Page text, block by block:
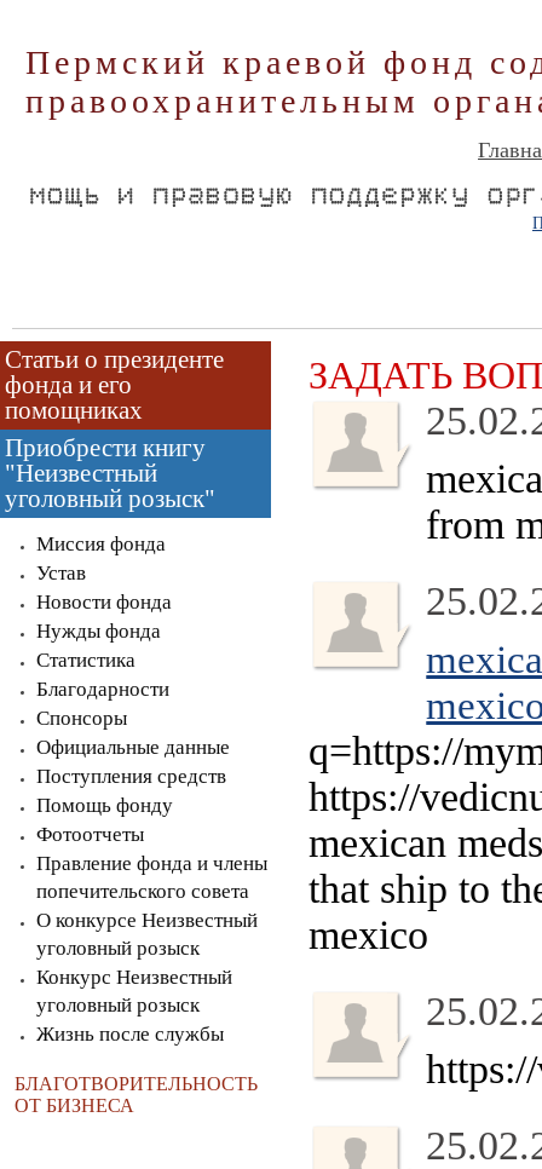
Пермский краевой фонд
правоохранительным
Статьи о президенте
фонда и его
помощниках
Приобрести книгу
"Неизвестный
уголовный розыск"
Миссия фонда
Устав
Новости фонда
Нужды фонда
Статистика
Благодарности
Спонсоры
Официальные данные
Поступления средств
Помощь фонду
Фотоотчеты
Правление фонда и члены
попечительского совета
О конкурсе Неизвестный
уголовный розыск
Конкурс Неизвестный
уголовный розыск
Жизнь после службы
БЛАГОТВОРИТЕЛЬНОСТЬ
ОТ БИЗНЕСА
ЗАДАТЬ
from
q=https://
https://
mexican
that ship to
mexico